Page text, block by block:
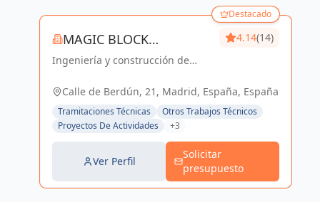
Destacado
MAGIC BLOCK
ENGINEERS
Ingeniería y construcción de
en Madrid y Sevilla La Nueva.
4.14(14)
Calle de Berdún, 21, Madrid, España, España
Tramitaciones Técnicas
Otros Trabajos Técnicos
Proyectos De Actividades
+3
Ver Perfil
Solicitar
presupuesto